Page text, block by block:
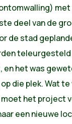
deel van de
de stad
teleurgesteld
het was
die plek. Wat
het project
een nieuwe